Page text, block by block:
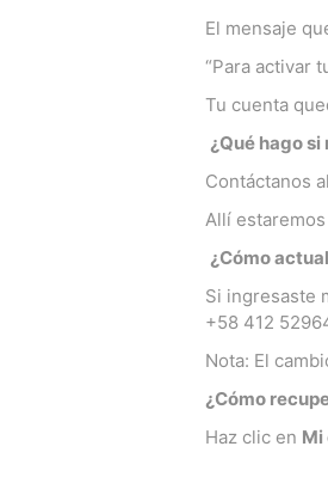
El mensaje
“Para activar
Tu cuenta
¿Qué hago
Contáctanos
Allí
¿Cómo
Si ingresaste
+58 412
Nota: El
¿Cómo
Haz clic en Mi